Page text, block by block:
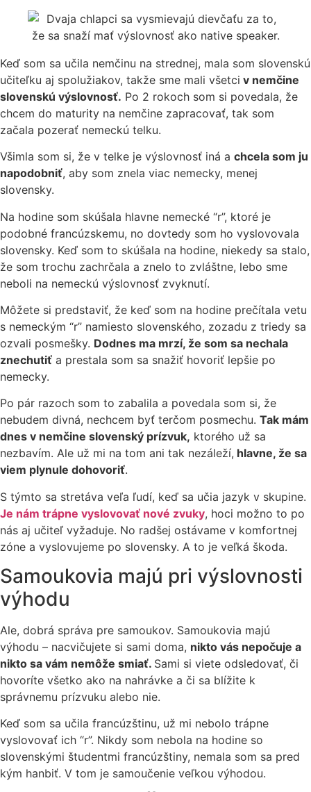
Keď som sa učila nemčinu na strednej, mala som slovenskú
učiteľku aj spolužiakov, takže sme mali všetci v nemčine
slovenskú výslovnosť. Po 2 rokoch som si povedala, že
chcem do maturity na nemčine zapracovať, tak som
začala pozerať nemeckú telku.
Všimla som si, že v telke je výslovnosť iná a chcela som ju
napodobniť, aby som znela viac nemecky, menej
slovensky.
Na hodine som skúšala hlavne nemecké “r”, ktoré je
podobné francúzskemu, no dovtedy som ho vyslovovala
slovensky. Keď som to skúšala na hodine, niekedy sa stalo,
že som trochu zachrčala a znelo to zvláštne, lebo sme
neboli na nemeckú výslovnosť zvyknutí.
Môžete si predstaviť, že keď som na hodine prečítala vetu
s nemeckým “r” namiesto slovenského, zozadu z triedy sa
ozvali posmešky. Dodnes ma mrzí, že som sa nechala
znechutiť a prestala som sa snažiť hovoriť lepšie po
nemecky.
Po pár razoch som to zabalila a povedala som si, že
nebudem divná, nechcem byť terčom posmechu. Tak mám
dnes v nemčine slovenský prízvuk, ktorého už sa
nezbavím. Ale už mi na tom ani tak nezáleží, hlavne, že sa
viem plynule dohovoriť.
S týmto sa stretáva veľa ľudí, keď sa učia jazyk v skupine.
Je nám trápne vyslovovať nové zvuky, hoci možno to po
nás aj učiteľ vyžaduje. No radšej ostávame v komfortnej
zóne a vyslovujeme po slovensky. A to je veľká škoda.
Samoukovia majú pri výslovnosti
výhodu
Ale, dobrá správa pre samoukov. Samoukovia majú
výhodu – nacvičujete si sami doma, nikto vás nepočuje a
nikto sa vám nemôže smiať. Sami si viete odsledovať, či
hovoríte všetko ako na nahrávke a či sa blížite k
správnemu prízvuku alebo nie.
Keď som sa učila francúzštinu, už mi nebolo trápne
vyslovovať ich “r”. Nikdy som nebola na hodine so
slovenskými študentmi francúzštiny, nemala som sa pred
kým hanbiť. V tom je samoučenie veľkou výhodou.